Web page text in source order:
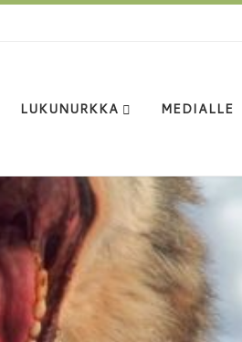
LUKUNURKKA MEDIALLE